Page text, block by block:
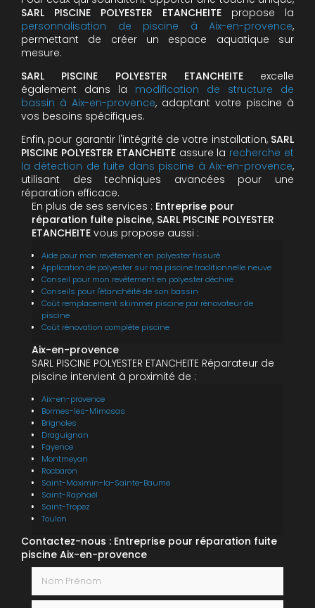
SARL PISCINE POLYESTER ETANCHEITE propose la
personnalisation de piscine à Aix-en-provence,
permettant de créer un espace aquatique sur
mesure.
SARL PISCINE POLYESTER ETANCHEITEexcelle
également dans la modification de structure de
bassin à Aix-en-provence, adaptant votre piscine à
vos besoins spécifiques.
Enfin, pour garantir l'intégrité de votre installation, SARL
PISCINE POLYESTER ETANCHEITEassure la recherche et
la détection de fuite dans piscine à Aix-en-provence,
utilisant des techniques avancées pour une
réparation efficace.
En plus de ses services : Entreprise pour
réparation fuite piscine, SARL PISCINE POLYESTER
ETANCHEITE vous propose aussi :
Aide pour mon revêtement en polyester fissuré
Application de polyester sur ma piscine traditionnelle neuve
Conseil pour mon revêtement en polyester déchiré
Conseils pour l'étanchéité de son bassin
Coût remplacement skimmer piscine par rénovateur de
piscine
Coût rénovation complète piscine
Aix-en-provence
SARL PISCINE POLYESTER ETANCHEITE Réparateur de
piscine intervient à proximité de :
Aix-en-provence
Bormes-les-Mimosas
Brignoles
Draguignan
Fayence
Montmeyan
Rocbaron
Saint-Maximin-la-Sainte-Baume
Saint-Raphaël
Saint-Tropez
Toulon
Contactez-nous : Entreprise pour réparation fuite
piscine Aix-en-provence